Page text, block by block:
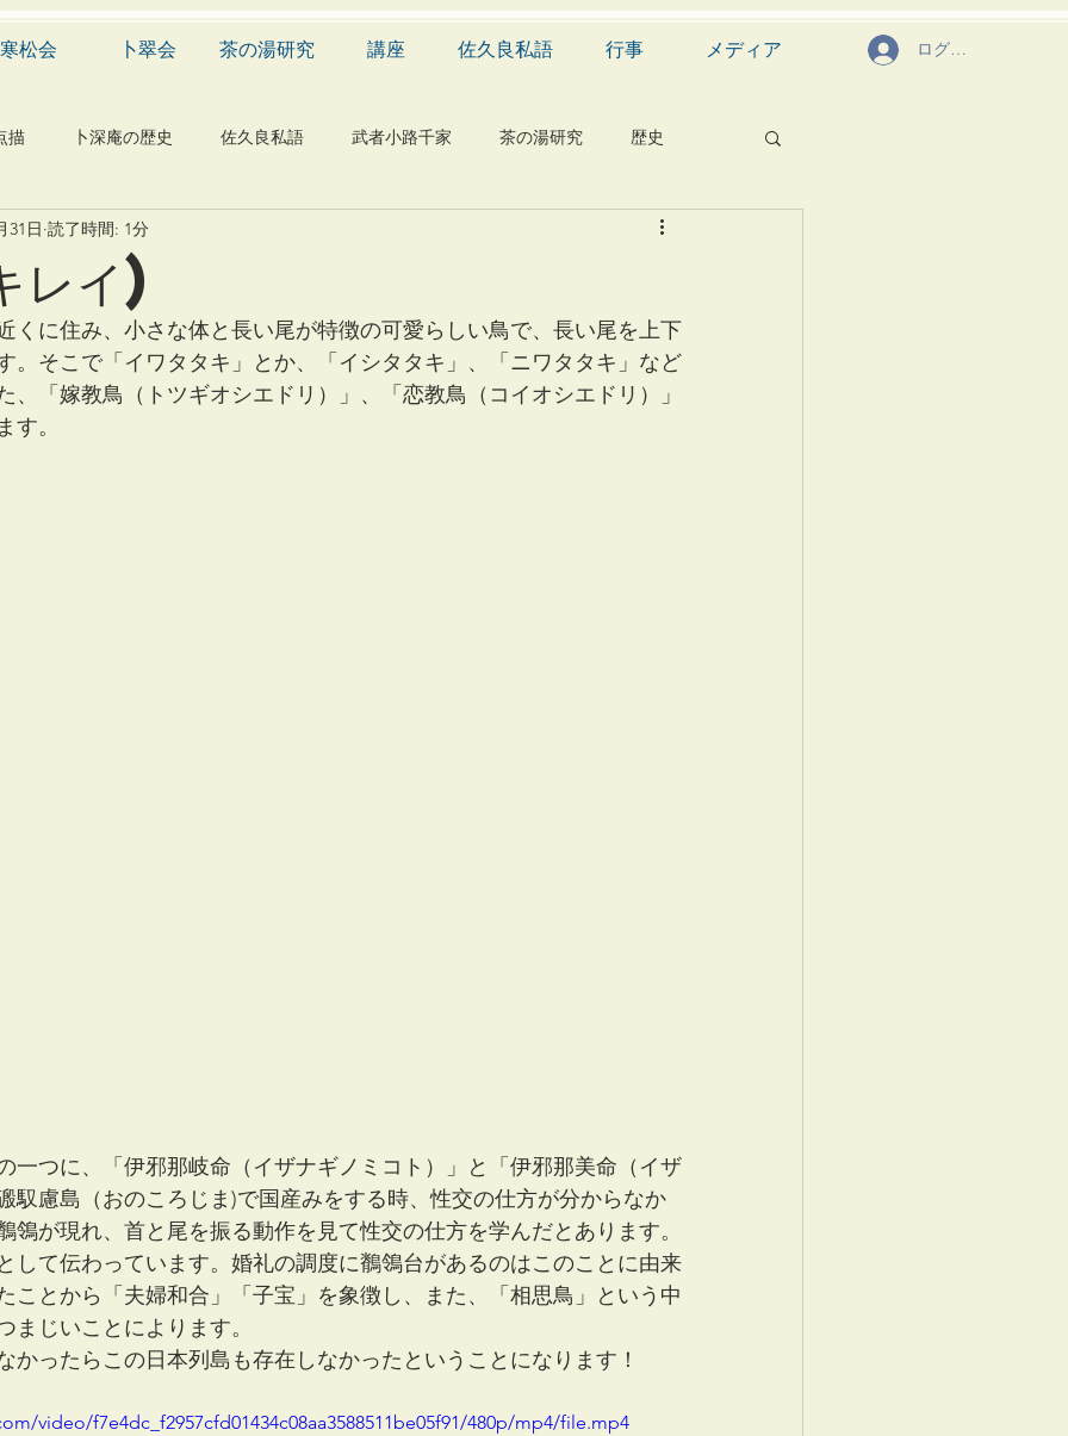
寒松会 卜翠会 茶の湯研究 講座 佐久良私語 行事 メディア ログイン
描 卜深庵の歴史 佐久良私語 武者小路千家 茶の湯研究 歴史
有職 民俗 食文化
植物 自然科学 音楽 メディア blog 芸能 茶道具
レイ)
31日 読了時間: 1分
くに住み、小さな体と長い尾が特徴の可愛らしい鳥で、長い尾を上下
。そこで「イワタタキ」とか、「イシタタキ」、「ニワタタキ」など
、「嫁教鳥（トツギオシエドリ）」、「恋教鳥（コイオシエドリ）」
す。
一つに、「伊邪那岐命（イザナギノミコト）」と「伊邪那美命（イザ
馭慮島（おのころじま)で国産みをする時、性交の仕方が分からなか
鴒が現れ、首と尾を振る動作を見て性交の仕方を学んだとあります。
して伝わっています。婚礼の調度に鶺鴒台があるのはこのことに由来
ことから「夫婦和合」「子宝」を象徴し、また、「相思鳥」という中
まじいことによります。
かったらこの日本列島も存在しなかったということになります！
video/f7e4dc_f2957cfd01434c08aa3588511be05f91/480p/mp4/file.mp4